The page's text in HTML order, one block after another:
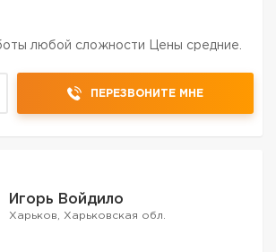
любой сложности Цены средние.
ПЕРЕЗВОНИТЕ МНЕ
Игорь Войдило
Харьков, Харьковская обл.